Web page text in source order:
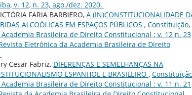
v. 12, n. 23, ago./dez. 2020.
FARIA BARBIERO, A (IN)CONSTITUCIONALIDADE
ALCOÓLICAS EM ESPAÇOS PÚBLICOS , Constituição,
Brasileira de Direito Constitucional : v. 12 n. 23
Eletrônica da Academia Brasileira de Direito
Cesar Fabriz, DIFERENÇAS E SEMELHANÇAS NA
ESPANHOL E BRASILEIRO ,
Brasileira de Direito Constitucional : v. 11 n. 21